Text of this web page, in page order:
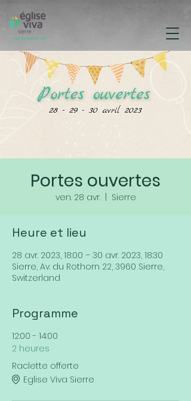
Portes ouvertes
ven. 28 avr.
  |
Sierre
Heure et lieu
28 avr. 2023, 18:00 – 30 avr. 2023, 18:30
Sierre, Av. du Rothorn 22, 3960 Sierre,
Switzerland
Programme
12:00 - 14:00
2 heures
Raclette offerte
Eglise Viva Sierre